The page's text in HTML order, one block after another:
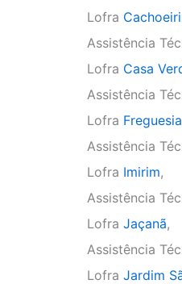
Lofra
Assistência
Lofra Casa
Assistência
Lofra
Assistência
Lofra Imirim,
Assistência
Lofra Jaçanã,
Assistência
Lofra Jardim